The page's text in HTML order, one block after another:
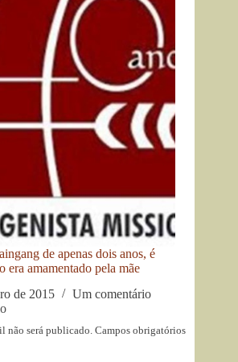
de apenas dois anos, é
era amamentado pela mãe
de 2015
Um comentário
não será publicado. Campos obrigatórios